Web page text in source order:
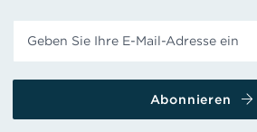
Abonnieren